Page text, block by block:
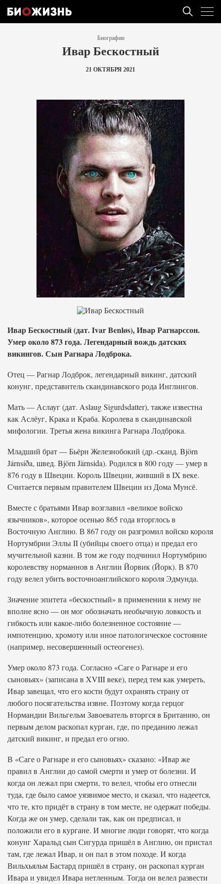
Биографии
Ивар Бескостный
21 ОКТЯБРЯ 2021
Ивар Бескостный (дат. Ivar Benløs), Ивар Рагнарссон.
Умер около 873 года. Легендарный вождь датских
викингов. Сын Рагнара Лодброка.
Отец — Рагнар Лодброк, легендарный викинг, датский
конунг, представитель скандинавского рода Инглингов.
Мать — Аслауг (дат. Aslaug Sigurdsdatter), также известна
как Аслёуг, Крака и Краба. Королева в скандинавской
мифологии. Третья жена викинга Рагнара Лодброка.
Младший брат — Бьёрн Железнобокий (др.-сканд. Björn
Járnsíða, швед. Björn Järnsida). Родился в 800 году — умер в
876 году в Швеции. Король Швеции, живший в IX веке.
Считается первым правителем Швеции из Дома Мунсё.
Вместе с братьями Ивар возглавил «великое войско
язычников», которое осенью 865 года вторглось в
Восточную Англию. В 867 году он разгромил войско короля
Нортумбрии Эллы II (убийцы своего отца) и предал его
мучительной казни. В том же году подчинил Нортумбрию
королевству норманнов в Англии Йорвик (Йорк). В 870
году велел убить восточноанглийского короля Эдмунда.
Значение эпитета «бескостный» в применении к нему не
вполне ясно — он мог обозначать необычную ловкость и
гибкость или какое-либо болезненное состояние —
импотенцию, хромоту или иное патологическое состояние
(например, несовершенный остеогенез).
Умер около 873 года. Согласно «Саге о Рагнаре и его
сыновьях» (записана в XVIII веке), перед тем как умереть,
Ивар завещал, что его кости будут охранять страну от
любого посягательства извне. Поэтому когда герцог
Нормандии Вильгельм Завоеватель вторгся в Британию, он
первым делом раскопал курган, где, по преданию лежал
датский викинг, и предал его огню.
В «Саге о Рагнаре и его сыновьях» сказано: «Ивар же
правил в Англии до самой смерти и умер от болезни. И
когда он лежал при смерти, то велел, чтобы его отнесли
туда, где было самое уязвимое место, и сказал, что надеется,
что те, кто придёт в страну в том месте, не одержат победы.
Когда же он умер, сделали так, как он предписал, и
положили его в кургане. И многие люди говорят, что когда
конунг Харальд сын Сигурда пришёл в Англию, он пристал
там, где лежал Ивар, и он пал в этом походе. И когда
Вильхьяльм Бастард пришёл в страну, он раскопал курган
Ивара и увидел Ивара нетленным. Тогда он велел развести